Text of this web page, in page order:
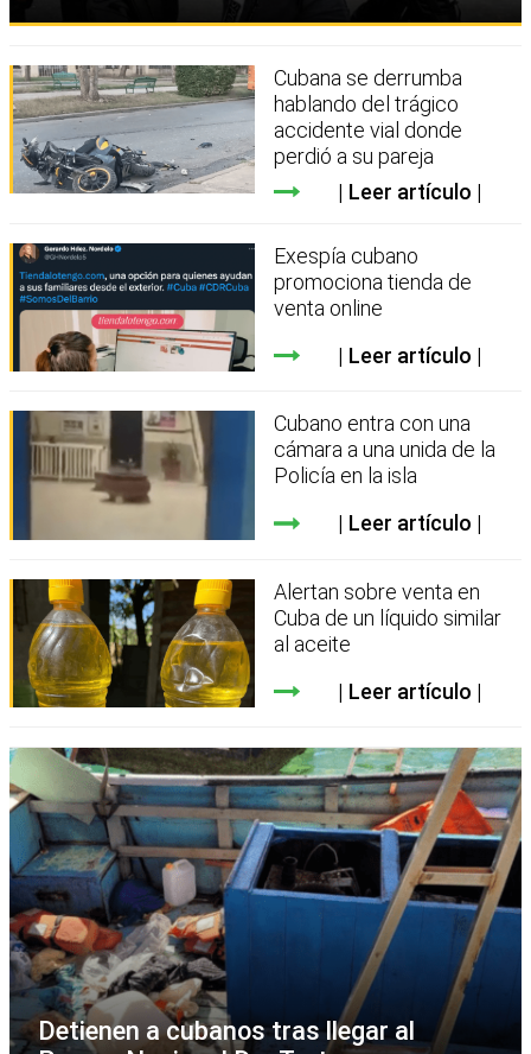
Cubana se derrumba
hablando del trágico
accidente vial donde
perdió a su pareja
Leer artículo
Exespía cubano
promociona tienda de
venta online
Leer artículo
Cubano entra con una
cámara a una unida de la
Policía en la isla
Leer artículo
Alertan sobre venta en
Cuba de un líquido similar
al aceite
Leer artículo
Detienen a cubanos tras llegar al